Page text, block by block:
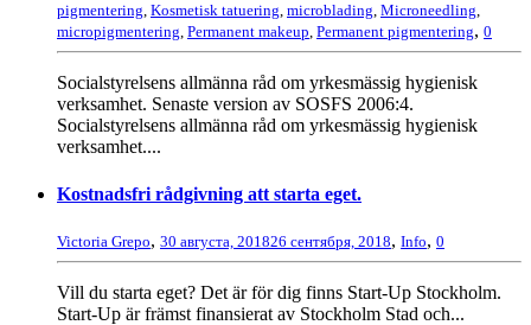
pigmentering, Kosmetisk tatuering, microblading, Microneedling,
micropigmentering, Permanent makeup, Permanent pigmentering, 0
Socialstyrelsens allmänna råd om yrkesmässig hygienisk
verksamhet. Senaste version av SOSFS 2006:4.
Socialstyrelsens allmänna råd om yrkesmässig hygienisk
verksamhet....
Kostnadsfri rådgivning att starta eget.
Victoria Grepo, 30 августа, 201826 сентября, 2018, Info, 0
Vill du starta eget? Det är för dig finns Start-Up Stockholm.
Start-Up är främst finansierat av Stockholm Stad och...